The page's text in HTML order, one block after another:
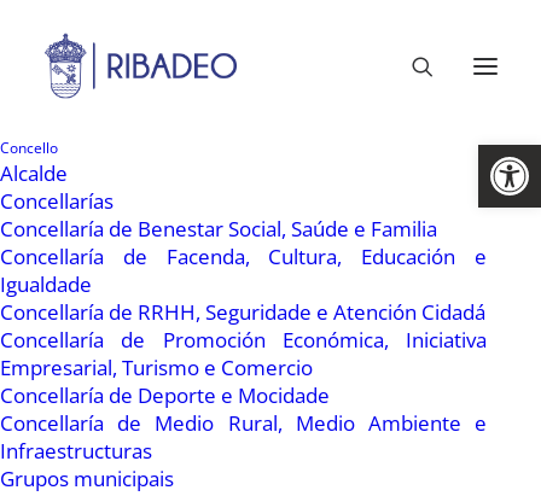
Abrir
Concello
Alcalde
Concellarías
Concellaría de Benestar Social, Saúde e Familia
Concellaría de Facenda, Cultura, Educación e
Igualdade
Concellaría de RRHH, Seguridade e Atención Cidadá
Concellaría de Promoción Económica, Iniciativa
Empresarial, Turismo e Comercio
Concellaría de Deporte e Mocidade
Concellaría de Medio Rural, Medio Ambiente e
Infraestructuras
Grupos municipais
11 Outubro, 2021
Remataron os Mercados
dos Domingos